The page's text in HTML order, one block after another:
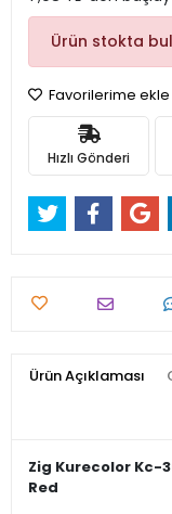
Ürün stokta
Favorilerime ekle
Hızlı Gönderi
Ürün Açıklaması
Zig Kurecolor Kc-
Red